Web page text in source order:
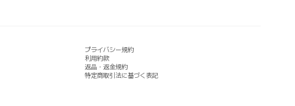
プライバシー規約
利用約款
返品・返金規約
特定商取引法に基づく表記